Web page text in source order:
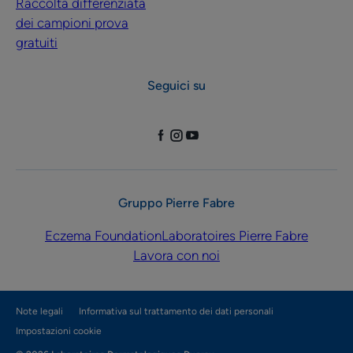
Raccolta differenziata
dei campioni prova
gratuiti
Seguici su
Gruppo Pierre Fabre
Eczema FoundationLaboratoires Pierre Fabre
Lavora con noi
Note legali
Informativa sul trattamento dei dati personali
Impostazioni cookie